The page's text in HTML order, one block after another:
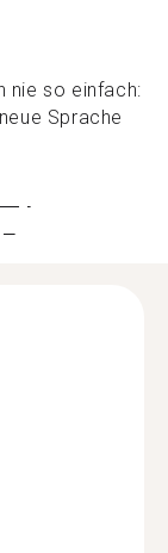
nie so einfach:
Sprache